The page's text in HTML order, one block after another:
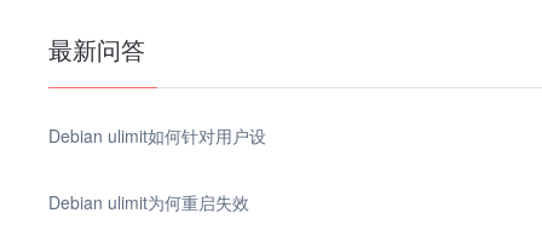
最新问答
Debian ulimit如何针对用户设
Debian ulimit为何重启失效